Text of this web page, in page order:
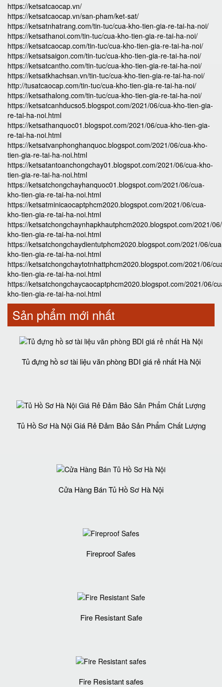
https://ketsatcaocap.vn/
https://ketsatcaocap.vn/san-pham/ket-sat/
https://ketsatnhatrang.com/tin-tuc/cua-kho-tien-gia-re-tai-ha-noi/
https://ketsathanoi.com/tin-tuc/cua-kho-tien-gia-re-tai-ha-noi/
https://ketsatcaocap.com/tin-tuc/cua-kho-tien-gia-re-tai-ha-noi/
https://ketsatsaigon.com/tin-tuc/cua-kho-tien-gia-re-tai-ha-noi/
https://ketsatcantho.com/tin-tuc/cua-kho-tien-gia-re-tai-ha-noi/
https://ketsatkhachsan.vn/tin-tuc/cua-kho-tien-gia-re-tai-ha-noi/
http://tusatcaocap.com/tin-tuc/cua-kho-tien-gia-re-tai-ha-noi/
https://ketsathalong.com/tin-tuc/cua-kho-tien-gia-re-tai-ha-noi/
https://ketsatcanhducso5.blogspot.com/2021/06/cua-kho-tien-gia-
re-tai-ha-noi.html
https://ketsathanquoc01.blogspot.com/2021/06/cua-kho-tien-gia-
re-tai-ha-noi.html
https://ketsatvanphonghanquoc.blogspot.com/2021/06/cua-kho-
tien-gia-re-tai-ha-noi.html
https://ketsatantoanchongchay01.blogspot.com/2021/06/cua-kho-
tien-gia-re-tai-ha-noi.html
https://ketsatchongchayhanquoc01.blogspot.com/2021/06/cua-
kho-tien-gia-re-tai-ha-noi.html
https://ketsatminicaocaptphcm2020.blogspot.com/2021/06/cua-
kho-tien-gia-re-tai-ha-noi.html
https://ketsatchongchaynhapkhautphcm2020.blogspot.com/2021/
kho-tien-gia-re-tai-ha-noi.html
https://ketsatchongchaydientutphcm2020.blogspot.com/2021/06/
kho-tien-gia-re-tai-ha-noi.html
https://ketsatchongchaytotnhattphcm2020.blogspot.com/2021/06/
kho-tien-gia-re-tai-ha-noi.html
https://ketsatchongchaycaocaptphcm2020.blogspot.com/2021/06/
kho-tien-gia-re-tai-ha-noi.html
Sản phẩm mới nhất
Tủ đựng hồ sơ tài liệu văn phòng BDI giá rẻ nhất Hà Nội
Tủ Hồ Sơ Hà Nội Giá Rẻ Đảm Bảo Sản Phẩm Chất Lượng‎
Cửa Hàng Bán Tủ Hồ Sơ Hà Nội
Fireproof Safes
Fire Resistant Safe
Fire Resistant safes